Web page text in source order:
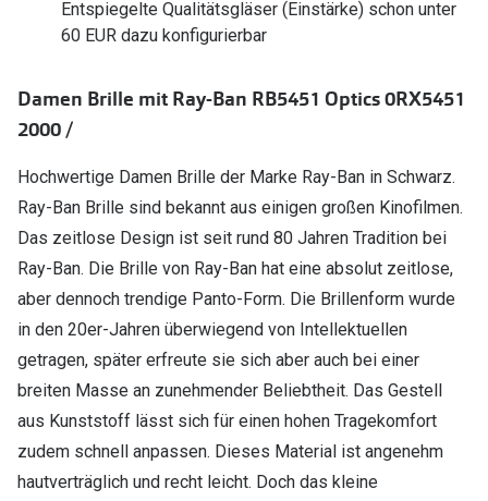
Transitions Gläser
Stellest®-Brillengläser
Brillenbügel
Brillenetuis
Brillenkettchen
Entspiegelte Qualitätsgläser (Einstärke) schon unter
60 EUR dazu konfigurierbar
Damen Brille mit Ray-Ban RB5451 Optics 0RX5451
2000 /
Hochwertige Damen Brille der Marke Ray-Ban in Schwarz.
Ray-Ban Brille sind bekannt aus einigen großen Kinofilmen.
Das zeitlose Design ist seit rund 80 Jahren Tradition bei
Ray-Ban. Die Brille von Ray-Ban hat eine absolut zeitlose,
aber dennoch trendige Panto-Form. Die Brillenform wurde
in den 20er-Jahren überwiegend von Intellektuellen
getragen, später erfreute sie sich aber auch bei einer
breiten Masse an zunehmender Beliebtheit. Das Gestell
aus Kunststoff lässt sich für einen hohen Tragekomfort
zudem schnell anpassen. Dieses Material ist angenehm
hautverträglich und recht leicht. Doch das kleine